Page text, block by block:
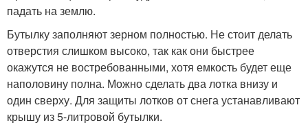
падать на землю.
Бутылку заполняют зерном полностью. Не стоит делать
отверстия слишком высоко, так как они быстрее
окажутся не востребованными, хотя емкость будет еще
наполовину полна. Можно сделать два лотка внизу и
один сверху. Для защиты лотков от снега устанавливают
крышу из 5-литровой бутылки.